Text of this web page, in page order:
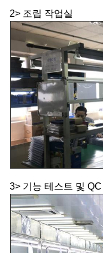
2> 조립 작업실
3> 기능 테스트 및